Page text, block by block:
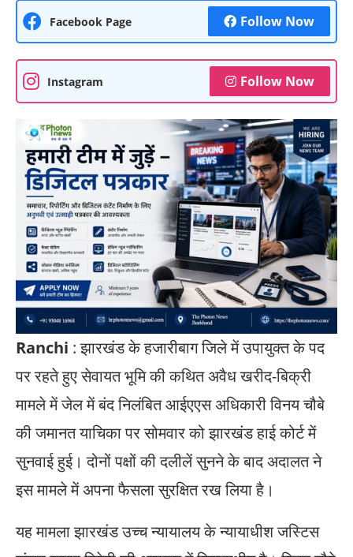
Facebook Page Follow Now
Instagram Follow Now
Ranchi : झारखंड के हजारीबाग जिले में उपायुक्त के पद
पर रहते हुए सेवायत भूमि की कथित अवैध खरीद-बिक्री
मामले में जेल में बंद निलंबित आईएएस अधिकारी विनय चौबे
की जमानत याचिका पर सोमवार को झारखंड हाई कोर्ट में
सुनवाई हुई। दोनों पक्षों की दलीलें सुनने के बाद अदालत ने
इस मामले में अपना फैसला सुरक्षित रख लिया है।
यह मामला झारखंड उच्च न्यायालय के न्यायाधीश जस्टिस